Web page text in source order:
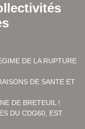
DE LA RUPTURE
DE SANTE ET
DE BRETEUIL !
DU CDG60, EST